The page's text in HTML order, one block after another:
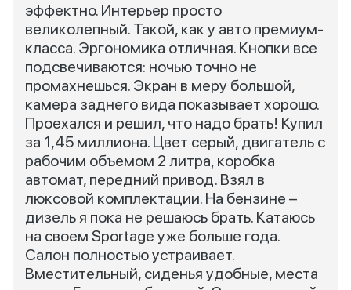
эффектно. Интерьер просто
великолепный. Такой, как у авто премиум-
класса. Эргономика отличная. Кнопки все
подсвечиваются: ночью точно не
промахнешься. Экран в меру большой,
камера заднего вида показывает хорошо.
Проехался и решил, что надо брать! Купил
за 1,45 миллиона. Цвет серый, двигатель с
рабочим объемом 2 литра, коробка
автомат, передний привод. Взял в
люксовой комплектации. На бензине –
дизель я пока не решаюсь брать. Катаюсь
на своем Sportage уже больше года.
Салон полностью устраивает.
Вместительный, сиденья удобные, места